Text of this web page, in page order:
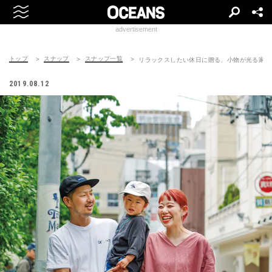
advertisement
トップ スナップ スナップ一覧 リラックスしたい休日に贈る、小物が光る家
2019.08.12